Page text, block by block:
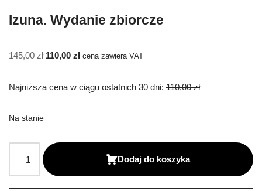
Izuna. Wydanie zbiorcze
145,00zł 110,00 zł cena zawiera VAT
Najniższa cena w ciągu ostatnich 30 dni: 110,00 zł
Na stanie
Dodaj do koszyka